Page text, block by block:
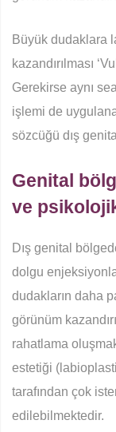
Büyük dudaklara
kazandırılması
Gerekirse aynı
işlemi de
sözcüğü dış
Genital
ve
Dış genital
dolgu
dudakların daha
görünüm
rahatlama
estetiği
tarafından çok
edilebilmektedir.